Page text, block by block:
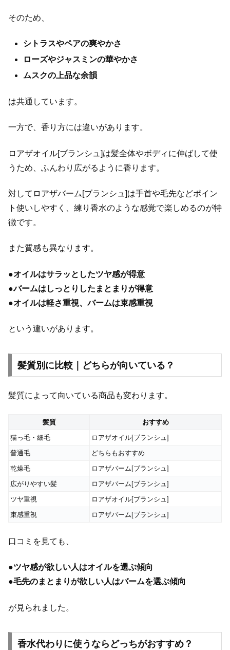
そのため、
シトラスやペアの爽やかさ
ローズやジャスミンの華やかさ
ムスクの上品な余韻
は共通しています。
一方で、香り方には違いがあります。
ロアザオイル[ブランシュ]は髪全体やボディに伸ばして使
うため、ふんわり広がるように香ります。
対してロアザバーム[ブランシュ]は手首や毛先などポイン
ト使いしやすく、練り香水のような感覚で楽しめるのが特
徴です。
また質感も異なります。
●オイルはサラッとしたツヤ感が得意
●バームはしっとりしたまとまりが得意
●オイルは軽さ重視、バームは束感重視
という違いがあります。
髪質別に比較｜どちらが向いている？
髪質によって向いている商品も変わります。
髪質
おすすめ
猫っ毛・細毛
ロアザオイル[ブランシュ]
普通毛
どちらもおすすめ
乾燥毛
ロアザバーム[ブランシュ]
広がりやすい髪
ロアザバーム[ブランシュ]
ツヤ重視
ロアザオイル[ブランシュ]
束感重視
ロアザバーム[ブランシュ]
口コミを見ても、
●ツヤ感が欲しい人はオイルを選ぶ傾向
●毛先のまとまりが欲しい人はバームを選ぶ傾向
が見られました。
香水代わりに使うならどっちがおすすめ？